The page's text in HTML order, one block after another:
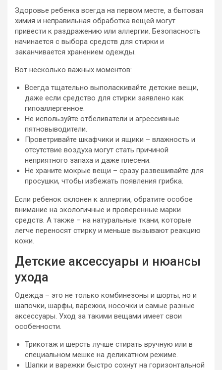
Здоровье ребенка всегда на первом месте, а бытовая
химия и неправильная обработка вещей могут
привести к раздражению или аллергии. Безопасность
начинается с выбора средств для стирки и
заканчивается хранением одежды.
Вот несколько важных моментов:
Всегда тщательно выполаскивайте детские вещи,
даже если средство для стирки заявлено как
гипоаллергенное.
Не используйте отбеливатели и агрессивные
пятновыводители.
Проветривайте шкафчики и ящики – влажность и
отсутствие воздуха могут стать причиной
неприятного запаха и даже плесени.
Не храните мокрые вещи – сразу развешивайте для
просушки, чтобы избежать появления грибка.
Если ребенок склонен к аллергии, обратите особое
внимание на экологичные и проверенные марки
средств. А также – на натуральные ткани, которые
легче переносят стирку и меньше вызывают реакцию
кожи.
Детские аксессуары и нюансы
ухода
Одежда – это не только комбинезоны и шорты, но и
шапочки, шарфы, варежки, носочки и самые разные
аксессуары. Уход за такими вещами имеет свои
особенности.
Трикотаж и шерсть лучше стирать вручную или в
специальном мешке на деликатном режиме.
Шапки и варежки быстро сохнут на горизонтальной